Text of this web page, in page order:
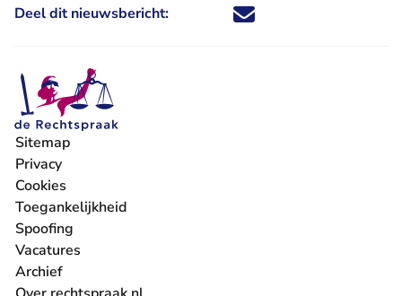
Deel dit nieuwsbericht: Deel dit nieuwsbericht via X -
Deel dit nieuwsbericht via
Deel dit nieuwsbericht
Deel dit
Sitemap
Privacy
Cookies
Toegankelijkheid
Spoofing
Vacatures
- U verlaat Rechtspraak.nl
Archief